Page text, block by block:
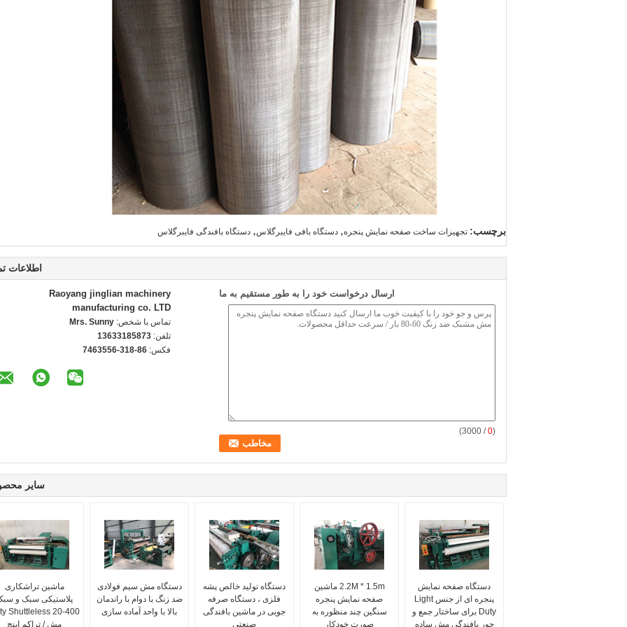
برچسب: تجهیزات ساخت صفحه نمایش پنجره, دستگاه بافی فایبرگلاس, دستگاه بافندگی فایبرگلاس
اطلاعات
Raoyang jinglian machinery
manufacturing co. LTD
تماس با شخص: Mrs. Sunny
تلفن: 13633185873
فکس: 86-318-7463556
ارسال درخواست خود را به طور مستقیم به ما
(
0
/ 3000)
سایر
ماشین تراشکاری
پلاستیکی سبک و
Shuttleless 20-400
مش / تراکم اینچ
دستگاه مش سیم فولادی
ضد زنگ با دوام با راندمان
بالا با واحد آماده سازی
دستگاه تولید خالص پشه
فلزی ، دستگاه صرفه
جویی در ماشین بافندگی
صنعتی
2.2M * 1.5m ماشین
صفحه نمایش پنجره
سنگین چند منظوره به
صورت خودکار
دستگاه صفحه نمایش
پنجره ای از جنس Light
Duty برای ساختار جمع و
جور بافندگی مش ساده